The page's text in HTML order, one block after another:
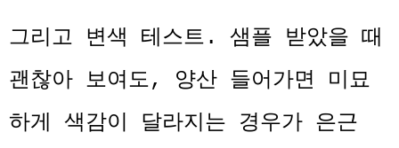
그리고 변색 테스트. 샘플 받았을 때
괜찮아 보여도, 양산 들어가면 미묘
하게 색감이 달라지는 경우가 은근